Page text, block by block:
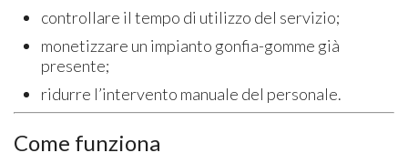
controllare il tempo di utilizzo del servizio;
monetizzare un impianto gonfia-gomme già
presente;
ridurre l’intervento manuale del personale.
Come funziona